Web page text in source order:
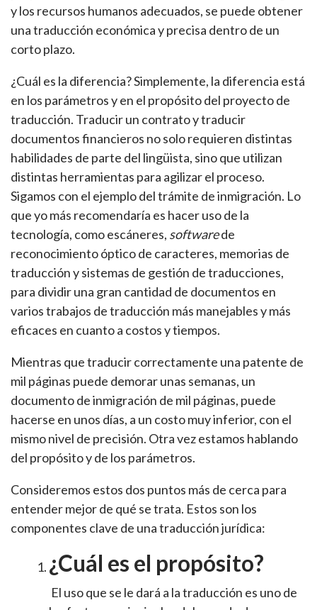
y los recursos humanos adecuados, se puede obtener
una traducción económica y precisa dentro de un
corto plazo.
¿Cuál es la diferencia? Simplemente, la diferencia está
en los parámetros y en el propósito del proyecto de
traducción. Traducir un contrato y traducir
documentos financieros no solo requieren distintas
habilidades de parte del lingüista, sino que utilizan
distintas herramientas para agilizar el proceso.
Sigamos con el ejemplo del trámite de inmigración. Lo
que yo más recomendaría es hacer uso de la
tecnología, como escáneres, softwarede
reconocimiento óptico de caracteres, memorias de
traducción y sistemas de gestión de traducciones,
para dividir una gran cantidad de documentos en
varios trabajos de traducción más manejables y más
eficaces en cuanto a costos y tiempos.
Mientras que traducir correctamente una patente de
mil páginas puede demorar unas semanas, un
documento de inmigración de mil páginas, puede
hacerse en unos días, a un costo muy inferior, con el
mismo nivel de precisión. Otra vez estamos hablando
del propósito y de los parámetros.
Consideremos estos dos puntos más de cerca para
entender mejor de qué se trata. Estos son los
componentes clave de una traducción jurídica:
¿Cuál es el propósito?
El uso que se le dará a la traducción es uno de